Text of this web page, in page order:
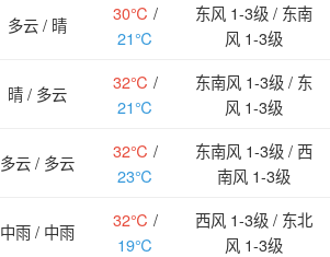
多云 / 晴
30℃ /
21℃
东风 1-3级 / 东南
风 1-3级
晴 / 多云
32℃ /
21℃
东南风 1-3级 / 东
风 1-3级
多云 / 多云
32℃ /
23℃
东南风 1-3级 / 西
南风 1-3级
中雨 / 中雨
32℃ /
19℃
西风 1-3级 / 东北
风 1-3级